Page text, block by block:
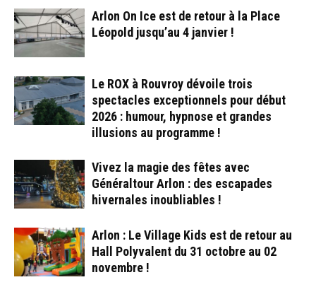
Arlon On Ice est de retour à la Place
Léopold jusqu’au 4 janvier !
Le ROX à Rouvroy dévoile trois
spectacles exceptionnels pour début
2026 : humour, hypnose et grandes
illusions au programme !
Vivez la magie des fêtes avec
Généraltour Arlon : des escapades
hivernales inoubliables !
Arlon : Le Village Kids est de retour au
Hall Polyvalent du 31 octobre au 02
novembre !